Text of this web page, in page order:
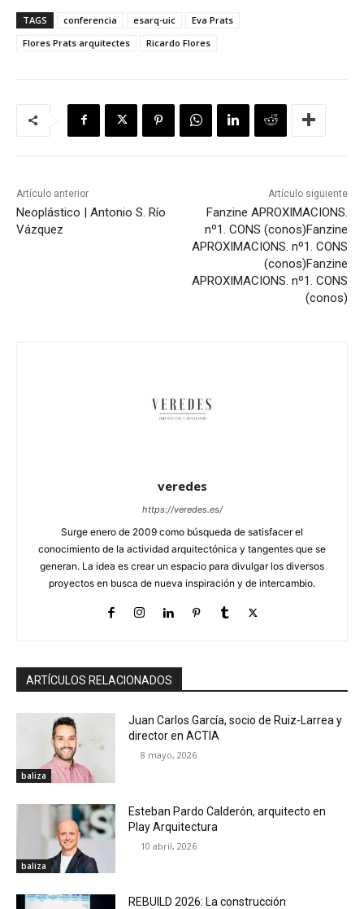
TAGS conferencia esarq-uic
Eva Prats
Flores Prats arquitectes
Ricardo Flores
Artículo anterior
Neoplástico | Antonio S. Río
Vázquez
Artículo siguiente
Fanzine APROXIMACIONS.
nº1. CONS (conos)Fanzine
APROXIMACIONS. nº1. CONS
(conos)Fanzine
APROXIMACIONS. nº1. CONS
(conos)
veredes
https://veredes.es/
Surge enero de 2009 como búsqueda de satisfacer el
conocimiento de la actividad arquitectónica y tangentes que se
generan. La idea es crear un espacio para divulgar los diversos
proyectos en busca de nueva inspiración y de intercambio.
ARTÍCULOS RELACIONADOS
baliza
Juan Carlos García, socio de Ruiz-Larrea y
director en ACTIA
8 mayo, 2026
baliza
Esteban Pardo Calderón, arquitecto en
Play Arquitectura
10 abril, 2026
REBUILD 2026: La construcción